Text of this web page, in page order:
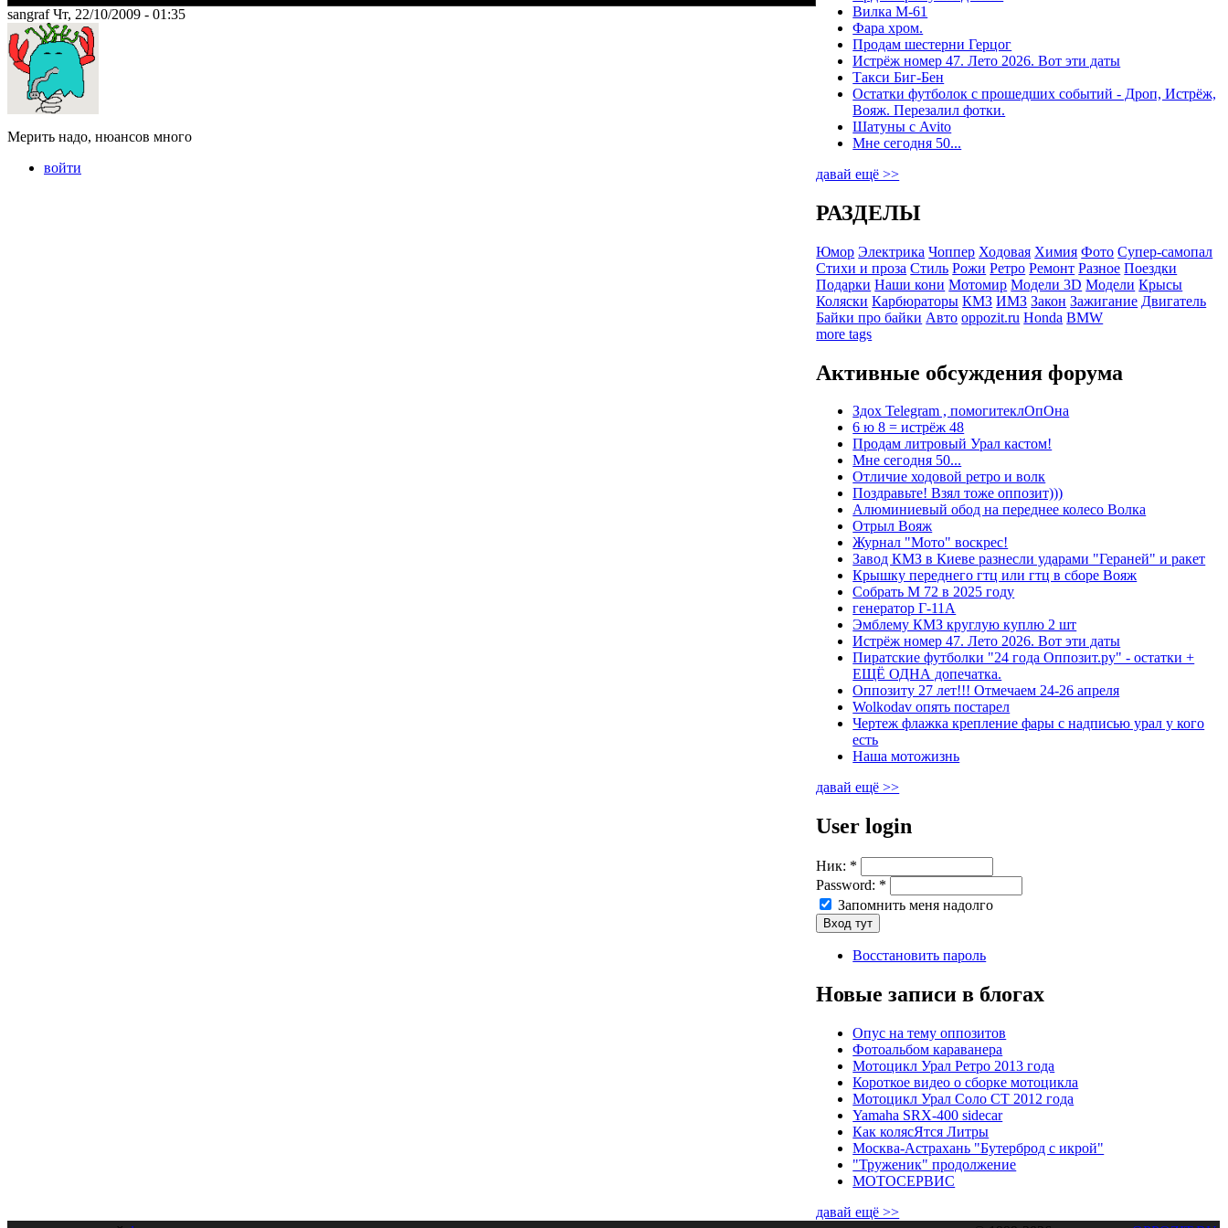
sangraf Чт, 22/10/2009 - 01:35
Мерить надо, нюансов много
войти
Вилка М-61
Фара хром.
Продам шестерни Герцог
Истрёж номер 47. Лето 2026. Вот эти даты
Такси Биг-Бен
Остатки футболок с прошедших событий - Дроп, Истрёж,
Вояж. Перезалил фотки.
Шатуны с Avito
Мне сегодня 50...
давай ещё >>
РАЗДЕЛЫ
Юмор Электрика Чоппер Ходовая Химия Фото Супер-самопал
Стихи и проза Стиль Рожи Ретро Ремонт Разное Поездки
Подарки Наши кони Мотомир Модели 3D Модели Крысы
Коляски Карбюраторы КМЗ ИМЗ Закон Зажигание Двигатель
Байки про байки Авто oppozit.ru Honda BMW
more tags
Активные обсуждения форума
Здох Telegram , помогитеклОпОна
6 ю 8 = истрёж 48
Продам литровый Урал кастом!
Мне сегодня 50...
Отличие ходовой ретро и волк
Поздравьте! Взял тоже оппозит)))
Алюминиевый обод на переднее колесо Волка
Отрыл Вояж
Журнал "Мото" воскрес!
Завод КМЗ в Киеве разнесли ударами "Гераней" и ракет
Крышку переднего гтц или гтц в сборе Вояж
Собрать М 72 в 2025 году
генератор Г-11А
Эмблему КМЗ круглую куплю 2 шт
Истрёж номер 47. Лето 2026. Вот эти даты
Пиратские футболки "24 года Оппозит.ру" - остатки +
ЕЩЁ ОДНА допечатка.
Оппозиту 27 лет!!! Отмечаем 24-26 апреля
Wolkodav опять постарел
Чертеж флажка крепление фары с надписью урал у кого
есть
Наша мотожизнь
давай ещё >>
User login
Ник: *
Password: *
Запомнить меня надолго
Восстановить пароль
Новые записи в блогах
Опус на тему оппозитов
Фотоальбом караванера
Мотоцикл Урал Ретро 2013 года
Короткое видео о сборке мотоцикла
Мотоцикл Урал Соло СТ 2012 года
Yamaha SRX-400 sidecar
Как колясЯтся Литры
Москва-Астрахань "Бутерброд с икрой"
"Труженик" продолжение
МОТОСЕРВИС
давай ещё >>